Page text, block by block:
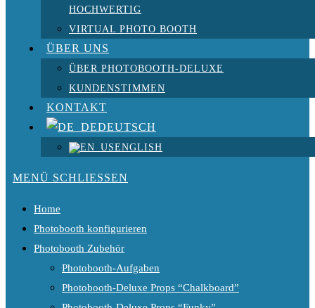
HOCHWERTIG
VIRTUAL PHOTO BOOTH
ÜBER UNS
ÜBER PHOTOBOOTH-DELUXE
KUNDENSTIMMEN
KONTAKT
DEUTSCH
ENGLISH
MENÜ SCHLIESSEN
Home
Photobooth konfigurieren
Photobooth Zubehör
Photobooth-Aufgaben
Photobooth-Deluxe Props “Chalkboard”